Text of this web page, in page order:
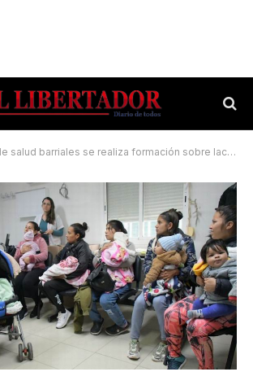
barriales se realiza formación sobre lactancia exclusiva